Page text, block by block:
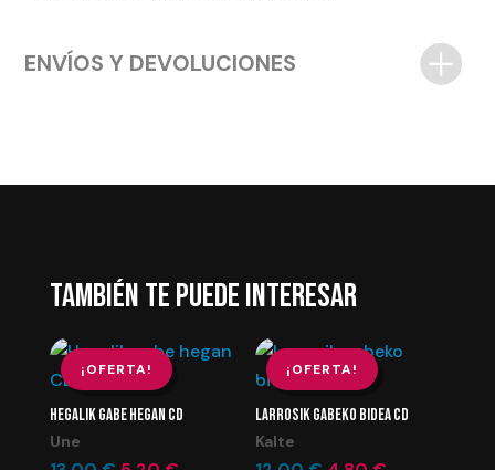
ENVÍOS Y DEVOLUCIONES
TAMBIÉN TE PUEDE INTERESAR
¡OFERTA!
HEGALIK GABE HEGAN CD
Une
¡OFERTA!
LARROSIK GABEKO BIDEA CD
Kalte